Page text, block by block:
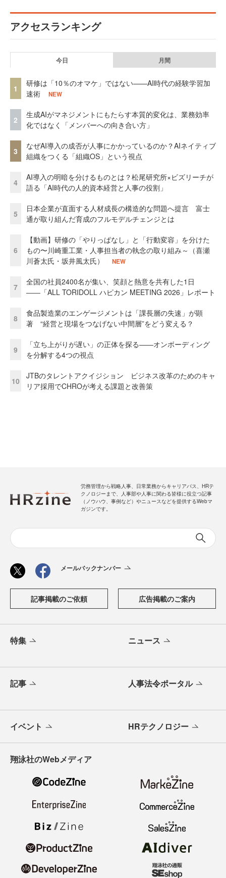
アクセスランキング
今日 月間
1
研修は「10％のオマケ」ではない——AI時代の経験学習加
速術
NEW
2
生成AIがマネジメントにもたらす本質的変化は、業務効率
化ではなく「メンバーへの向き合い方」
3
なぜAI導入の成否が人事にかかっているのか？AIネイティブ
組織をつくる「組織OS」という視点
4
AI導入の明暗を分けるものとは？松尾研究所×ビズリーチが
語る「AI時代の人的資本経営と人事の役割」
5
日本企業が直面する人材成長の構造的な問題へ提言 富士
通が取り組んだ育成のフルモデルチェンジとは
6
【動画】研修の「やりっぱなし」と「行動変容」を分けた
もの〜川崎重工業・人事担当者の執念の取り組み～（喜瀬
川蒼太氏・坂井風太氏）
NEW
7
全国の社員2400名が集い、笑顔と熱意を共有した1日
――「ALL TORIDOLL ハピカン MEETING 2026」レポート
8
食品製造業のエンゲージメントは「課長層の失速」が顕
著 “経営と現場をつなげない中間層”をどう変える？
9
「立ち上がりが遅い」の正体を探る——オンボーディング
を分解する4つの視点
10
JTBのタレントアクイジション ビジネス改革のためのキャ
リア採用でCHROが考える課題と改善策
労務管理から戦略人事、日常業務からキャリアパス、HRテ
クノロジーまで、人事部や人事に関わる皆様に役立つ記事
（ノウハウ、事例など）やニュースなどを提供するWebマ
ガジンです。
メールバックナンバー
記事掲載のご依頼 広告掲載のご案内
特集 ニュース
記事 人事法令ポータル
イベント HRテクノロジー
翔泳社のWebメディア